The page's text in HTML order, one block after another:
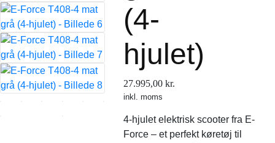
(4-
hjulet)
27.995,00 kr.
inkl. moms
4-hjulet elektrisk scooter fra E-
Force – et perfekt køretøj til